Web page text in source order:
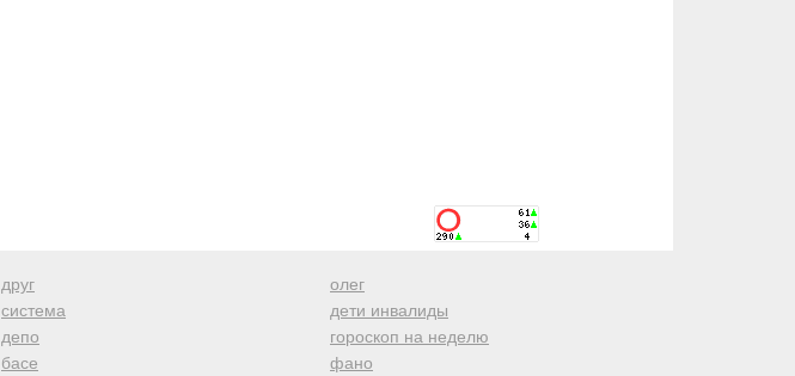
друг
система
депо
басе
олег
дети инвалиды
гороскоп на неделю
фано